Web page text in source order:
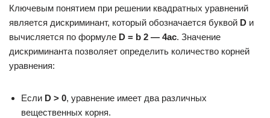
Ключевым понятием при решении квадратных уравнений
является дискриминант, который обозначается буквой D и
вычисляется по формуле D = b 2 — 4ac. Значение
дискриминанта позволяет определить количество корней
уравнения:
Если D > 0, уравнение имеет два различных
вещественных корня.